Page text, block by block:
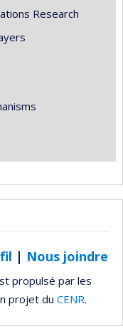
Research
| Nous joindre
propulsé par les
projet du CENR.